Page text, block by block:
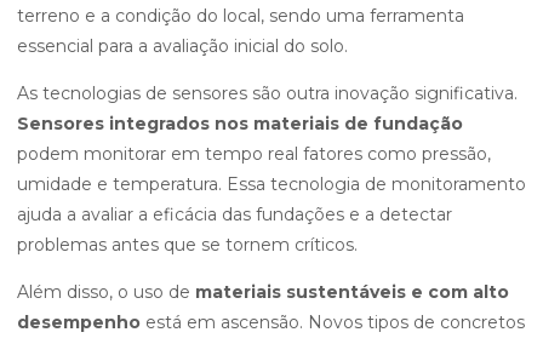
terreno e a condição do local, sendo uma ferramenta
essencial para a avaliação inicial do solo.
As tecnologias de sensores são outra inovação significativa.
Sensores integrados nos materiais de fundação
podem monitorar em tempo real fatores como pressão,
umidade e temperatura. Essa tecnologia de monitoramento
ajuda a avaliar a eficácia das fundações e a detectar
problemas antes que se tornem críticos.
Além disso, o uso de materiais sustentáveis e com alto
desempenho está em ascensão. Novos tipos de concretos